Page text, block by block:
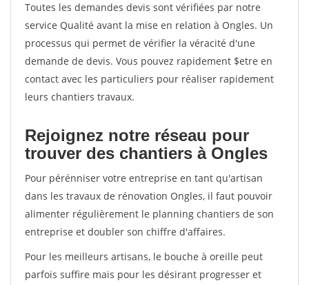
Toutes les demandes devis sont vérifiées par notre
service Qualité avant la mise en relation à Ongles. Un
processus qui permet de vérifier la véracité d'une
demande de devis. Vous pouvez rapidement $etre en
contact avec les particuliers pour réaliser rapidement
leurs chantiers travaux.
Rejoignez notre réseau pour
trouver des chantiers à Ongles
Pour pérénniser votre entreprise en tant qu'artisan
dans les travaux de rénovation Ongles, il faut pouvoir
alimenter régulièrement le planning chantiers de son
entreprise et doubler son chiffre d'affaires.
Pour les meilleurs artisans, le bouche à oreille peut
parfois suffire mais pour les désirant progresser et